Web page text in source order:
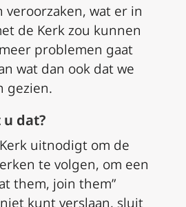
veroorzaken, wat er in
de Kerk zou kunnen
problemen gaat
wat dan ook dat we
gezien.
dat?
uitnodigt om de
te volgen, om een
them, join them”
kunt verslaan, sluit